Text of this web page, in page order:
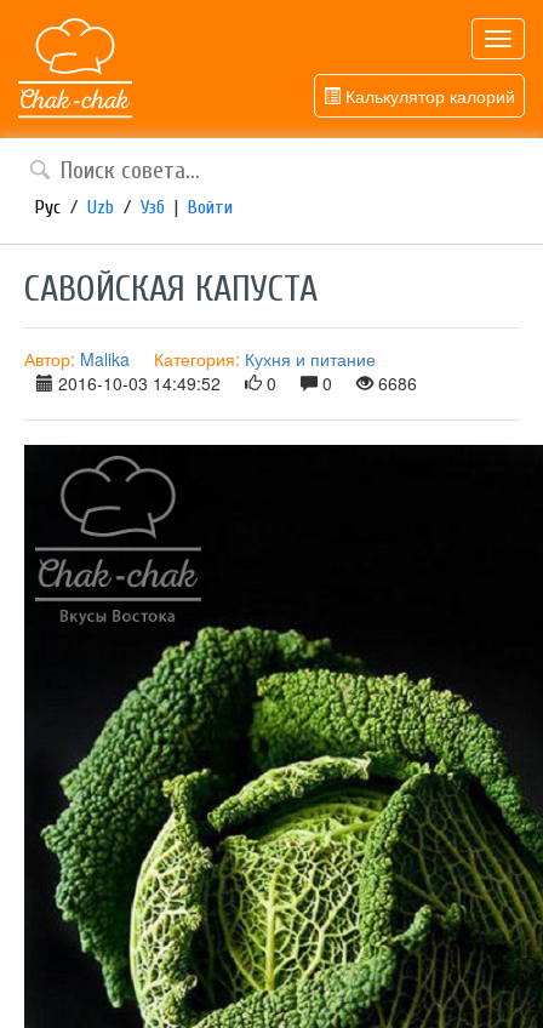
Калькулятор калорий
Рус / Uzb / Узб | Войти
САВОЙСКАЯ КАПУСТА
Автор: Malika Категория: Кухня и питание
2016-10-03 14:49:52
0 0 6686